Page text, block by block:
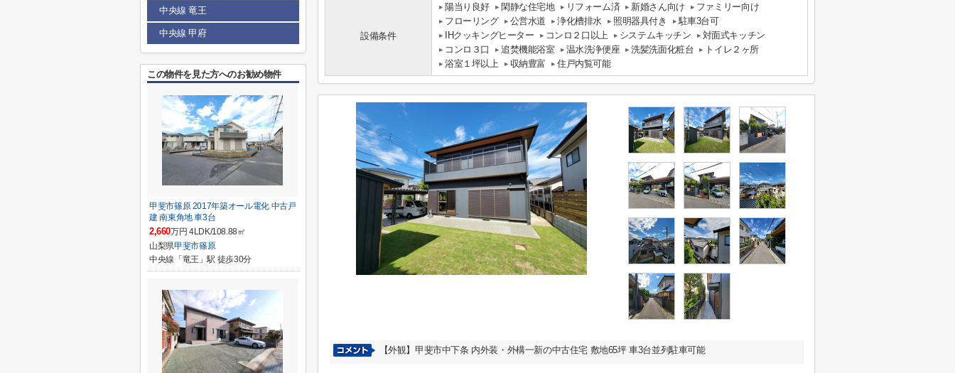
設備条件
陽当り良好 閑静な住宅地 リフォーム済 新婚さん向け
ファミリー向け
フローリング
公営水道 浄化槽排水 照明器具付き
駐車3台可
IHクッキングヒーター
コンロ２口以上 システムキッチン
対面式キッチン
コンロ３口
追焚機能浴室 温水洗浄便座 洗髪洗面化粧台
トイレ２ヶ所
浴室１坪以上
収納豊富 住戸内覧可能
【外観】甲斐市中下条 内外装・外構一新の中古住宅 敷地65坪 車3台並列駐車可能
中央線 竜王
中央線 甲府
この物件を見た方へのお勧め物件
甲斐市篠原 2017年築オール電化 中古戸
建 南東角地 車3台
2,660万円 4LDK/108.88㎡
山梨県甲斐市篠原
中央線「竜王」駅 徒歩30分